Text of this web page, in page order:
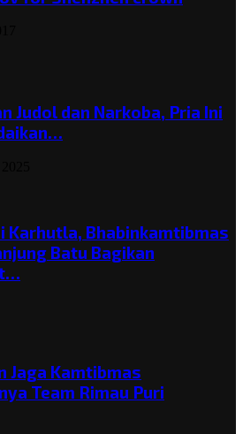
Judol dan Narkoba, Pria Ini
Karhutla, Bhabinkamtibmas
Batu Bagikan
Jaga Kamtibmas
Team Rimau Puri